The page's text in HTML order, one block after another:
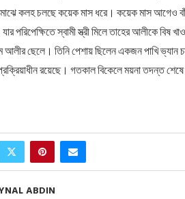
কলহ চলছে কয়েক মাস ধরে। কয়েক মাস আগেও বাঁশ
পরিপেক্ষিতে স্বামী স্ত্রী মিলে তাহের আলীকে বিষ
আলীর ছেলে। তিনি পেশায় ছিলেন একজন পাখি
রয়েছে। গতকাল বিকেলে ময়না তদন্ত
ABDIN